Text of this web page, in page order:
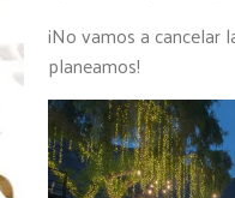
¡No vamos a
planeamos!